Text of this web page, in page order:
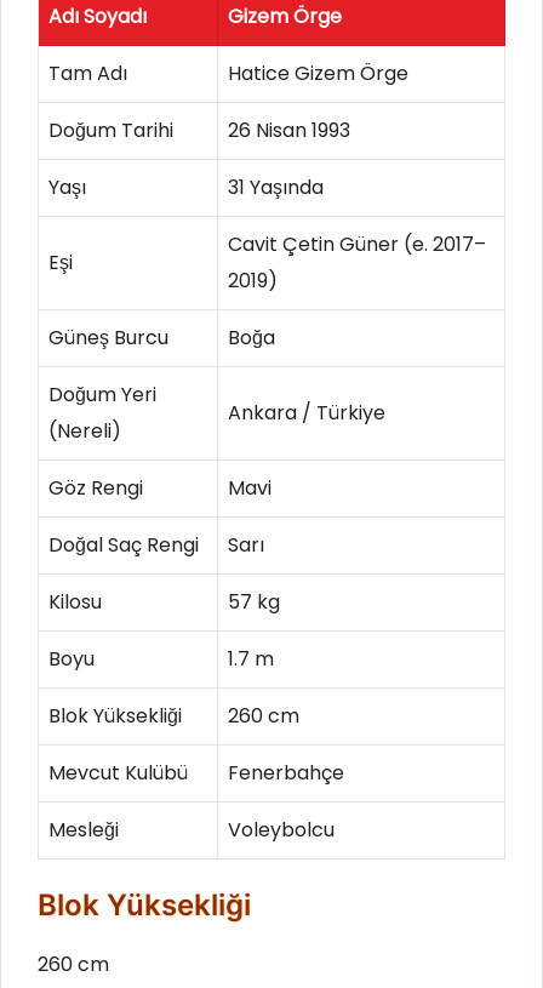
Adı Soyadı Gizem Örge
Tam Adı Hatice Gizem Örge
Doğum Tarihi 26 Nisan 1993
Yaşı 31 Yaşında
Eşi
Cavit Çetin Güner (e. 2017–
2019)
Güneş Burcu Boğa
Doğum Yeri
(Nereli)
Ankara / Türkiye
Göz Rengi Mavi
Doğal Saç Rengi Sarı
Kilosu 57 kg
Boyu 1.7 m
Blok Yüksekliği 260 cm
Mevcut Kulübü Fenerbahçe
Mesleği Voleybolcu
Blok Yüksekliği
260 cm